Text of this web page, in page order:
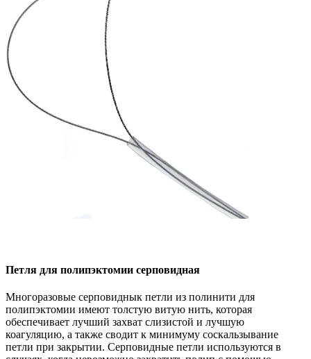
Петля для полипэктомии серповидная
Многоразовые серповиднык петли из полинити для
полипэктомии имеют толстую витую нить, которая
обеспечивает лучший захват слизистой и лучшую
коагуляцию, а также сводит к минимуму соскальзывание
петли при закрытии. Серповидные петли используются в